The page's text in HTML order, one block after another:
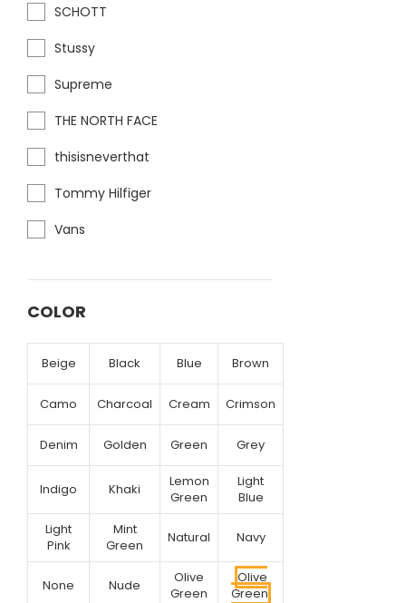
SCHOTT
Stussy
Supreme
THE NORTH FACE
thisisneverthat
Tommy Hilfiger
Vans
COLOR
Beige Black Blue Brown
Camo Charcoal Cream Crimson
Denim Golden Green Grey
Indigo Khaki
Lemon
Green
Light
Blue
Light
Pink
Mint
Green
Natural Navy
None Nude
Olive
Green
Olive
Green